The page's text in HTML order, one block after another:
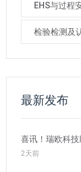
EHS与过程
检验检测及
最新发布
喜讯！瑞欧科
2天前